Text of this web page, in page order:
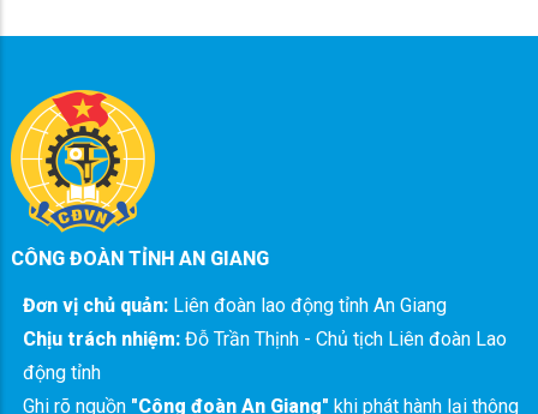
CÔNG ĐOÀN TỈNH AN GIANG
Đơn vị chủ quản: Liên đoàn lao động tỉnh An Giang
Chịu trách nhiệm: Đỗ Trần Thịnh - Chủ tịch Liên đoàn Lao
động tỉnh
Ghi rõ nguồn "Công đoàn An Giang" khi phát hành lại thông